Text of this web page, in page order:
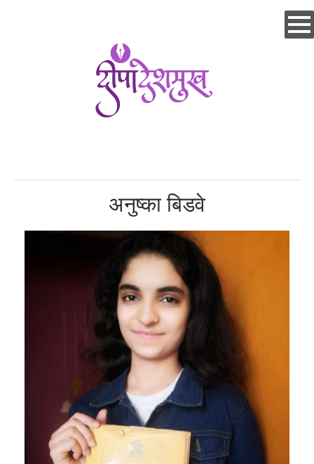
अनुष्का बिडवे